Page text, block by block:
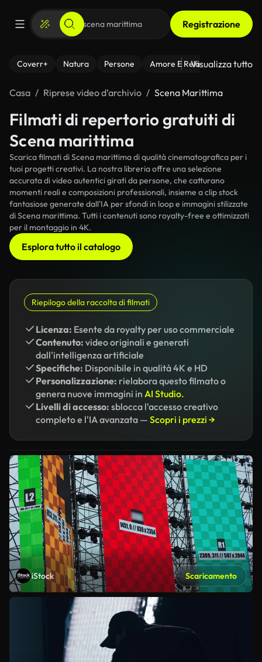
Registrazione
Coverr+ Natura Persone Amore E Relazioni Il
Visualizza tutto
Casa Riprese video d’archivio Scena Marittima
Filmati di repertorio gratuiti di
Scena marittima
Scarica filmati di Scena marittima di qualità cinematografica per i
tuoi progetti creativi. La nostra libreria offre una selezione
accurata di video autentici girati da persone, che catturano
momenti reali e composizioni professionali, insieme a clip stock
fantasiose generate dall'IA per sfondi in loop e immagini stilizzate
di Scena marittima. Tutti i contenuti sono royalty-free e ottimizzati
per il montaggio in 4K.
Esplora tutto il catalogo
Riepilogo della raccolta di filmati
Licenza: Esente da royalty per uso commerciale
Contenuto: video originali e generati
dall'intelligenza artificiale
Specifiche: Disponibile in qualità 4K e HD
Personalizzazione: rielabora questo filmato o
genera nuove immagini in AI Studio.
Livelli di accesso: sblocca l'accesso creativo
completo e l'IA avanzata — Scopri i prezzi →
iStock Scaricamento